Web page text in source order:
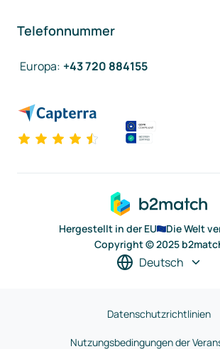
Telefonnummer
Europa: +43 720 884155
Hergestellt in der EU
Die Welt
Copyright © 2025
Deutsch
Datenschutzrichtlinien
Nutzungsbedingungen der